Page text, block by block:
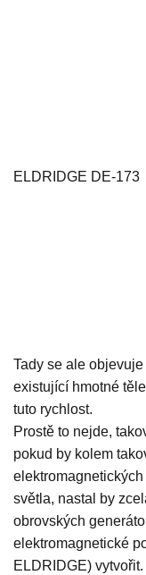
ELDRIDGE DE-173
Tady se ale
existující hmotné
tuto rychlost.
Prostě to nejde,
pokud by kolem
světla, nastal by
obrovských
elektromagnetické
ELDRIDGE) vytvořit.